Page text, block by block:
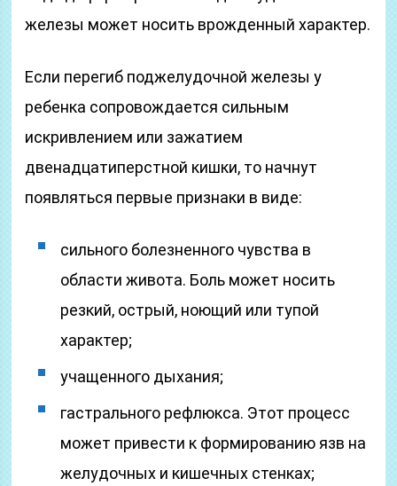
железы может носить врожденный характер.
Если перегиб поджелудочной железы у
ребенка сопровождается сильным
искривлением или зажатием
двенадцатиперстной кишки, то начнут
появляться первые признаки в виде:
сильного болезненного чувства в
области живота. Боль может носить
резкий, острый, ноющий или тупой
характер;
учащенного дыхания;
гастрального рефлюкса. Этот процесс
может привести к формированию язв на
желудочных и кишечных стенках;